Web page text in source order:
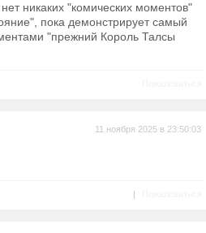
никаких "комических моментов"
пока демонстрирует самый
"прежний Король Талсы
11 ноября 2025 в 23:50:03
|